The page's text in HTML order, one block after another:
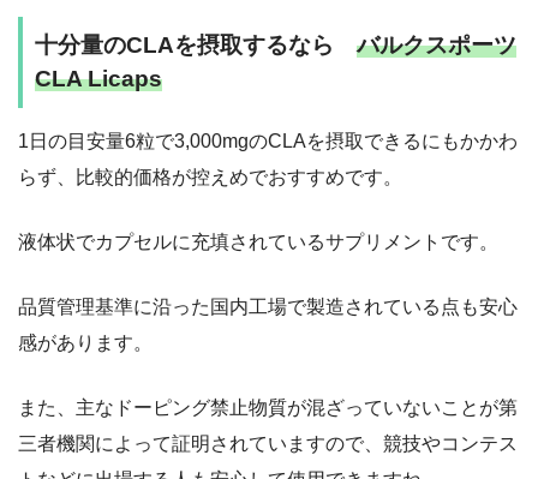
十分量のCLAを摂取するならバルクスポーツ
CLA Licaps
1日の目安量6粒で3,000mgのCLAを摂取できるにもかかわ
らず、比較的価格が控えめでおすすめです。
液体状でカプセルに充填されているサプリメントです。
品質管理基準に沿った国内工場で製造されている点も安心
感があります。
また、主なドーピング禁止物質が混ざっていないことが第
三者機関によって証明されていますので、競技やコンテス